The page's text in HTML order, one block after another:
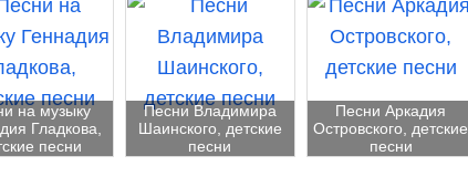
на музыку
Гладкова,
песни
Песни Владимира
Шаинского, детские
песни
Песни Аркадия
Островского, детские
песни